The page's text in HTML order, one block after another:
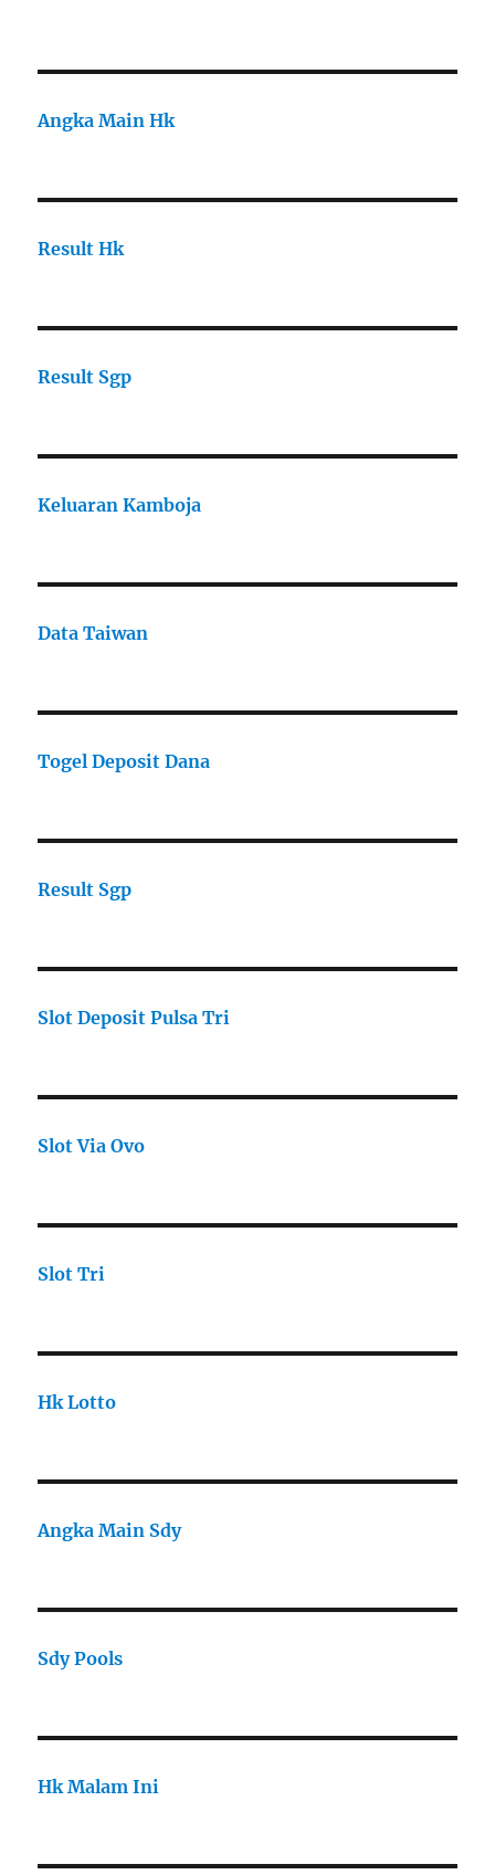
Angka Main Hk
Result Hk
Result Sgp
Keluaran Kamboja
Data Taiwan
Togel Deposit Dana
Result Sgp
Slot Deposit Pulsa Tri
Slot Via Ovo
Slot Tri
Hk Lotto
Angka Main Sdy
Sdy Pools
Hk Malam Ini